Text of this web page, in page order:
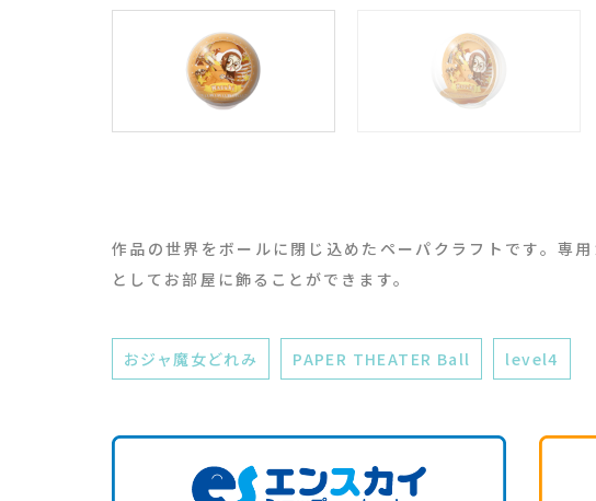
作品の世界をボールに閉じ込めたペーパクラフトです。専
としてお部屋に飾ることができます。
おジャ魔女どれみ PAPER THEATER Ball level4